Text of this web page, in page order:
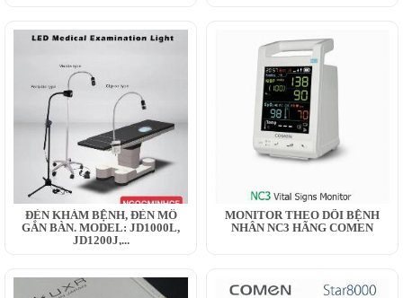
ĐÈN KHÁM BỆNH, ĐÈN MỔ
GẮN BÀN. MODEL: JD1000L,
JD1200J,...
MONITOR THEO DÕI BỆNH
NHÂN NC3 HÃNG COMEN